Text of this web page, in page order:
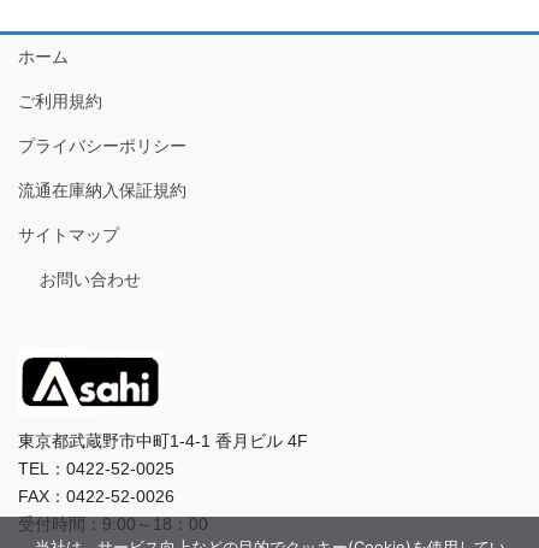
ホーム
ご利用規約
プライバシーポリシー
流通在庫納入保証規約
サイトマップ
お問い合わせ
東京都武蔵野市中町1-4-1 香月ビル 4F
TEL：0422-52-0025
FAX：0422-52-0026
受付時間：9:00～18：00